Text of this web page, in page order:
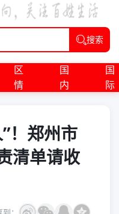
搜索
区
情
国
内
国
际
！郑州市
清单请收